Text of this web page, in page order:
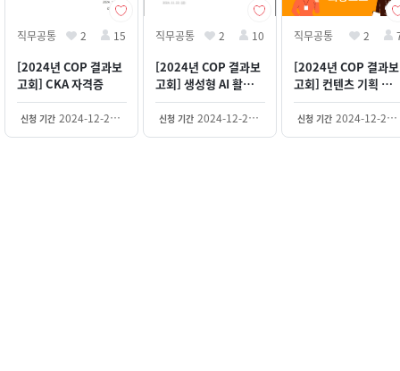
직무공통 2 15
[2024년 COP 결과보
고회] CKA 자격증
신청 기간 2024-12-20~2030-12-31
직무공통 2 10
[2024년 COP 결과보
고회] 생성형 AI 활용
학습 및 서비스 개념 검
증 프로젝트
신청 기간 2024-12-20~2030-12-31
직무공통 2
[2024년 COP 결과보
고회] 컨텐츠 기획 및
제작
신청 기간 2024-12-20~2030-12-31